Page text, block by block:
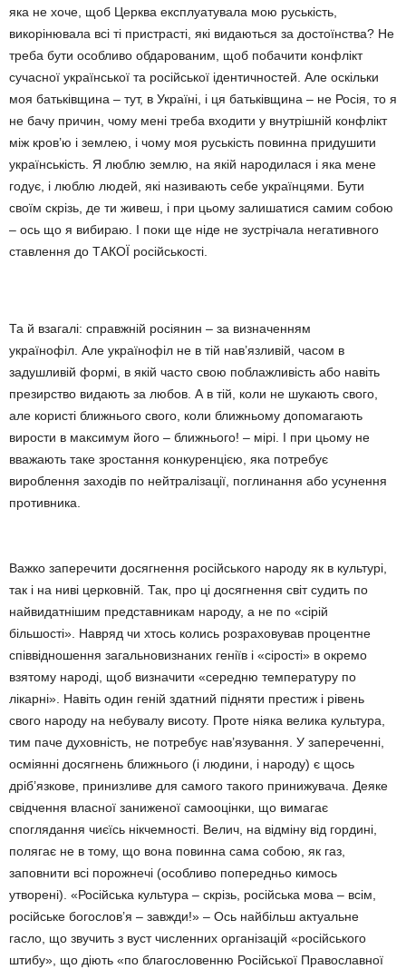
яка не хоче, щоб Церква експлуатувала мою руськість,
викорінювала всі ті пристрасті, які видаються за достоїнства? Не
треба бути особливо обдарованим, щоб побачити конфлікт
сучасної української та російської ідентичностей. Але оскільки
моя батьківщина – тут, в Україні, і ця батьківщина – не Росія, то я
не бачу причин, чому мені треба входити у внутрішній конфлікт
між кров’ю і землею, і чому моя руськість повинна придушити
українськість. Я люблю землю, на якій народилася і яка мене
годує, і люблю людей, які називають себе українцями. Бути
своїм скрізь, де ти живеш, і при цьому залишатися самим собою
– ось що я вибираю. І поки ще ніде не зустрічала негативного
ставлення до ТАКОЇ російськості.
Та й взагалі: справжній росіянин – за визначенням
українофіл. Але українофіл не в тій нав’язливій, часом в
задушливій ​​формі, в якій часто свою поблажливість або навіть
презирство видають за любов. А в тій, коли не шукають свого,
але користі ближнього свого, коли ближньому допомагають
вирости в максимум його – ближнього! – мірі. І при цьому не
вважають таке зростання конкуренцією, яка потребує
вироблення заходів по нейтралізації, поглинання або усунення
противника.
Важко заперечити досягнення російського народу як в культурі,
так і на ниві церковній. Так, про ці досягнення світ судить по
найвидатнішим представникам народу, а не по «сірій
більшості». Навряд чи хтось колись розраховував процентне
співвідношення загальновизнаних геніїв і «сірості» в окремо
взятому народі, щоб визначити «середню температуру по
лікарні». Навіть один геній здатний підняти престиж і рівень
свого народу на небувалу висоту. Проте ніяка велика культура,
тим паче духовність, не потребує нав’язування. У запереченні,
осміянні досягнень ближнього (і людини, і народу) є щось
дріб’язкове, принизливе для самого такого принижувача. Деяке
свідчення власної заниженої самооцінки, що вимагає
споглядання чиєїсь нікчемності. Велич, на відміну від гордині,
полягає не в тому, що вона повинна сама собою, як газ,
заповнити всі порожнечі (особливо попередньо кимось
утворені). «Російська культура – скрізь, російська мова – всім,
російське богослов’я – завжди!» – Ось найбільш актуальне
гасло, що звучить з вуст численних організацій «російського
штибу», що діють «по благословенню Російської Православної